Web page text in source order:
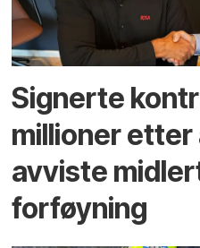
Signerte
millioner
avviste
forføyning